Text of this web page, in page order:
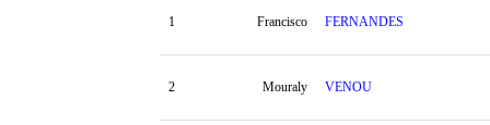
1 Francisco FERNANDES
2 Mouraly VENOU